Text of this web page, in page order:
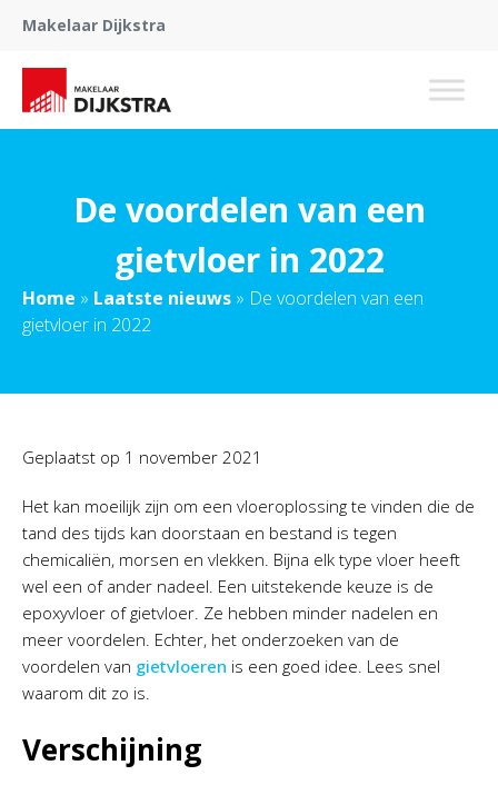
Makelaar Dijkstra
De voordelen van een
gietvloer in 2022
Home » Laatste nieuws » De voordelen van een
gietvloer in 2022
Geplaatst op 1 november 2021
Het kan moeilijk zijn om een vloeroplossing te vinden die de
tand des tijds kan doorstaan en bestand is tegen
chemicaliën, morsen en vlekken. Bijna elk type vloer heeft
wel een of ander nadeel. Een uitstekende keuze is de
epoxyvloer of gietvloer. Ze hebben minder nadelen en
meer voordelen. Echter, het onderzoeken van de
voordelen van gietvloeren is een goed idee. Lees snel
waarom dit zo is.
Verschijning